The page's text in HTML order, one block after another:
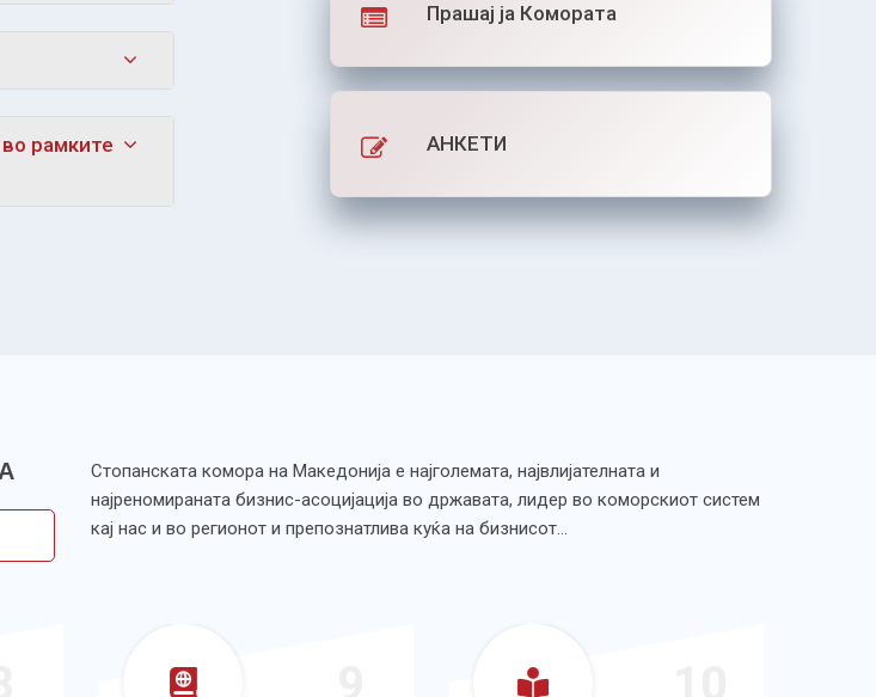
рамките
Прашај ја Комората
АНКЕТИ
Стопанската комора на Македонија е најголемата, највлијателната и
најреномираната бизнис-асоцијација во државата, лидер во коморскиот систем
кај нас и во регионот и препознатлива куќа на бизнисот…